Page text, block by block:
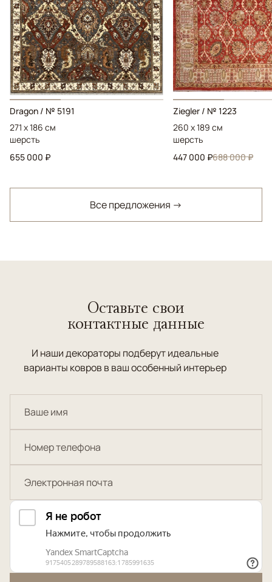
Dragon / № 5191
271 x 186 см
шерсть
655 000 ₽
Ziegler / № 1223
260 x 189 см
шерсть
447 000 ₽688 000 ₽
Все предложения →
Оставьте свои
контактные данные
И наши декораторы подберут идеальные
варианты ковров в ваш особенный интерьер